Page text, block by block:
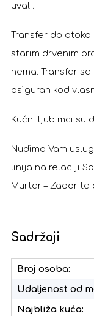
uvali.
Transfer do
starim drvenim
nema. Transfer
osiguran kod
Kućni ljubimci su
Nudimo Vam
linija na relaciji
Murter – Zadar te
Sadržaji
Broj osoba:
Udaljenost od
Najbliža kuća: